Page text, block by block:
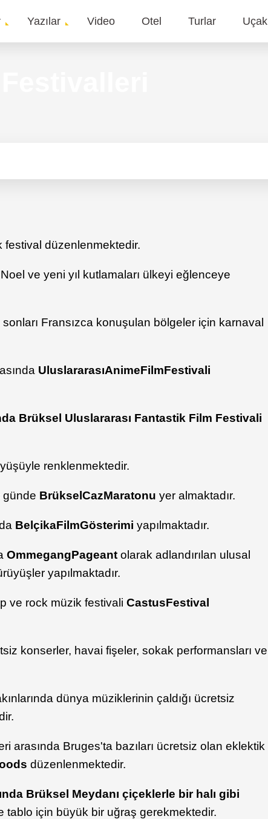
Yazılar Video Otel Turlar Uçak
festival düzenlenmektedir.
ve yeni yıl kutlamaları ülkeyi eğlenceye
sonları Fransızca konuşulan bölgeler için karnaval
UluslararasıAnimeFilmFestivali
Brüksel Uluslararası Fantastik Film Festivali
renklenmektedir.
günde BrükselCazMaratonu yer almaktadır.
BelçikaFilmGösterimi yapılmaktadır.
OmmegangPageant olarak adlandırılan ulusal
yapılmaktadır.
ve rock müzik festivaliCastusFestival
konserler, havai fişeler, sokak performansları ve
dünya müziklerinin çaldığı ücretsiz
arasında Bruges'ta bazıları ücretsiz olan eklektik
düzenlenmektedir.
Brüksel Meydanı çiçeklerle bir halı gibi
tablo için büyük bir uğraş gerekmektedir.